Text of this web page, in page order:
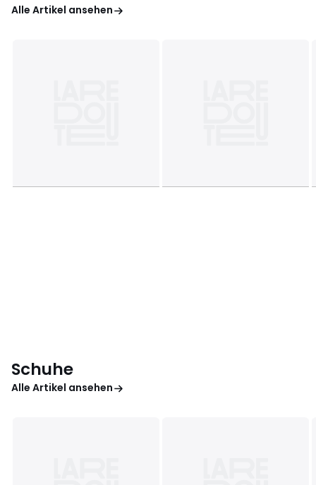
Alle Artikel ansehen
Schuhe
Alle Artikel ansehen